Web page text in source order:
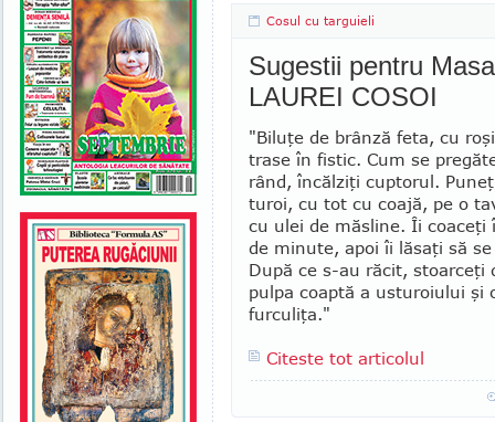
Cosul cu targuieli
Sugestii pentru
LAUREI COSOI
"Biluţe de brânză feta, cu
trase în fistic. Cum se
rând, încăl­ziţi cup­torul.
tu­roi, cu tot cu coajă, pe o
cu ulei de măsline. Îi coa­ceţi
de minute, apoi îi lă­saţi să se
După ce s-au răcit, stoarceţi
pulpa coaptă a ustu­ro­iului şi
furculiţa."
Citeste tot articolul